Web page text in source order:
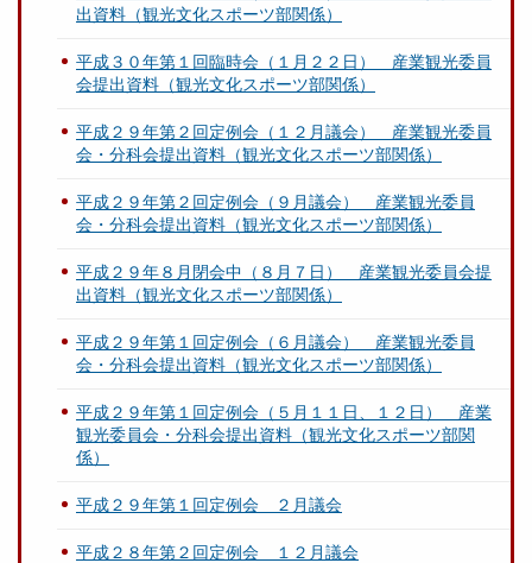
出資料（観光文化スポーツ部関係）
平成３０年第１回臨時会（１月２２日） 産業観光委員
会提出資料（観光文化スポーツ部関係）
平成２９年第２回定例会（１２月議会） 産業観光委員
会・分科会提出資料（観光文化スポーツ部関係）
平成２９年第２回定例会（９月議会） 産業観光委員
会・分科会提出資料（観光文化スポーツ部関係）
平成２９年８月閉会中（８月７日） 産業観光委員会提
出資料（観光文化スポーツ部関係）
平成２９年第１回定例会（６月議会） 産業観光委員
会・分科会提出資料（観光文化スポーツ部関係）
平成２９年第１回定例会（５月１１日、１２日） 産業
観光委員会・分科会提出資料（観光文化スポーツ部関
係）
平成２９年第１回定例会 ２月議会
平成２８年第２回定例会 １２月議会